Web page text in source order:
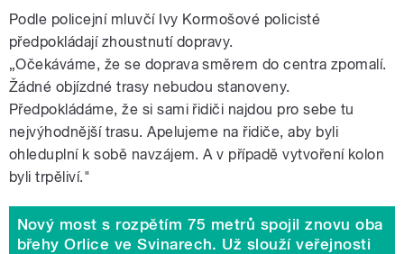
Podle policejní mluvčí Ivy Kormošové policisté
předpokládají zhoustnutí dopravy.
„Očekáváme, že se doprava směrem do centra zpomalí.
Žádné objízdné trasy nebudou stanoveny.
Předpokládáme, že si sami řidiči najdou pro sebe tu
nejvýhodnější trasu. Apelujeme na řidiče, aby byli
ohleduplní k sobě navzájem. A v případě vytvoření kolon
byli trpěliví."
Nový most s rozpětím 75 metrů spojil znovu oba
břehy Orlice ve Svinarech. Už slouží veřejnosti